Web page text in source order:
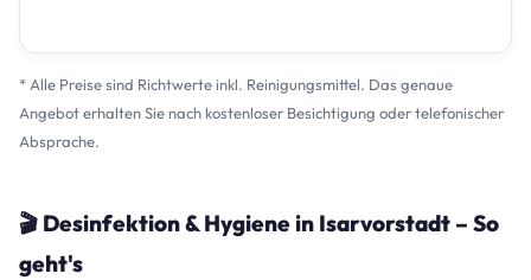
* Alle Preise sind Richtwerte inkl. Reinigungsmittel. Das genaue
Angebot erhalten Sie nach kostenloser Besichtigung oder telefonischer
Absprache.
🎬 Desinfektion & Hygiene in Isarvorstadt – So
geht's